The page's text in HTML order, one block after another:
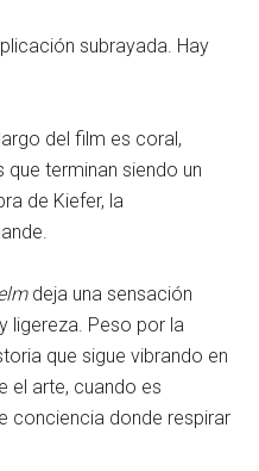
subrayada. Hay
del film es coral,
terminan siendo un
de Kiefer, la
deja una sensación
ligereza. Peso por la
que sigue vibrando en
el arte, cuando es
conciencia donde respirar